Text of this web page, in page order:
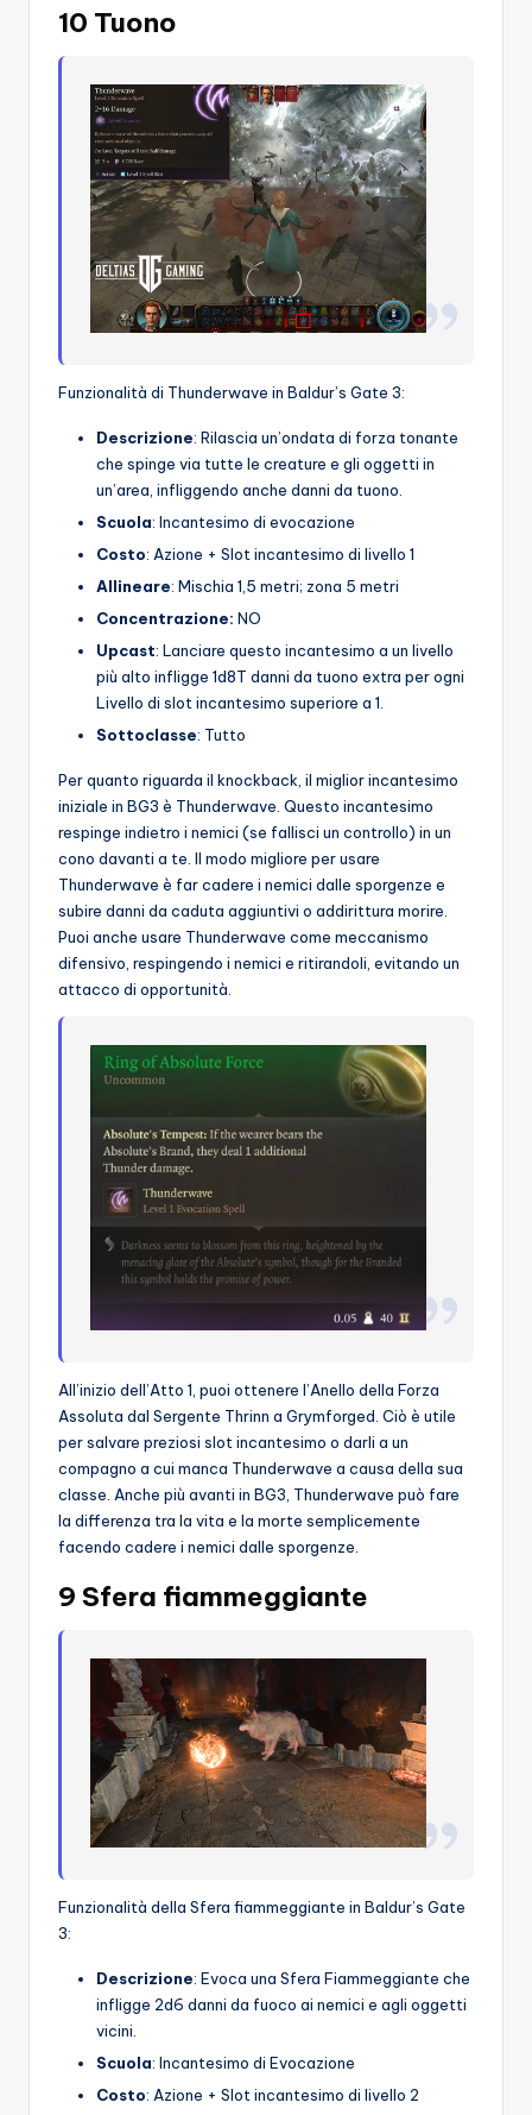
10 Tuono
Funzionalità di Thunderwave in Baldur’s Gate 3:
Descrizione: Rilascia un’ondata di forza tonante
che spinge via tutte le creature e gli oggetti in
un’area, infliggendo anche danni da tuono.
Scuola: Incantesimo di evocazione
Costo: Azione + Slot incantesimo di livello 1
Allineare: Mischia 1,5 metri; zona 5 metri
Concentrazione: NO
Upcast: Lanciare questo incantesimo a un livello
più alto infligge 1d8T danni da tuono extra per ogni
Livello di slot incantesimo superiore a 1.
Sottoclasse: Tutto
Per quanto riguarda il knockback, il miglior incantesimo
iniziale in BG3 è Thunderwave. Questo incantesimo
respinge indietro i nemici (se fallisci un controllo) in un
cono davanti a te. Il modo migliore per usare
Thunderwave è far cadere i nemici dalle sporgenze e
subire danni da caduta aggiuntivi o addirittura morire.
Puoi anche usare Thunderwave come meccanismo
difensivo, respingendo i nemici e ritirandoli, evitando un
attacco di opportunità.
All’inizio dell’Atto 1, puoi ottenere l’Anello della Forza
Assoluta dal Sergente Thrinn a Grymforged. Ciò è utile
per salvare preziosi slot incantesimo o darli a un
compagno a cui manca Thunderwave a causa della sua
classe. Anche più avanti in BG3, Thunderwave può fare
la differenza tra la vita e la morte semplicemente
facendo cadere i nemici dalle sporgenze.
9 Sfera fiammeggiante
Funzionalità della Sfera fiammeggiante in Baldur’s Gate
3:
Descrizione: Evoca una Sfera Fiammeggiante che
infligge 2d6 danni da fuoco ai nemici e agli oggetti
vicini.
Scuola: Incantesimo di Evocazione
Costo: Azione + Slot incantesimo di livello 2